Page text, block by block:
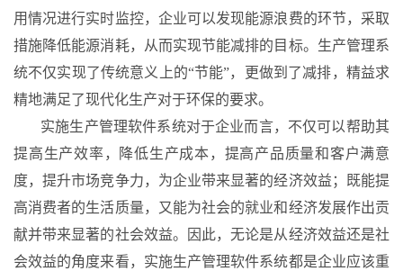
用情况进行实时监控，企业可以发现能源浪费的环节，采取
措施降低能源消耗，从而实现节能减排的目标。生产管理系
统不仅实现了传统意义上的“节能”，更做到了减排，精益求
精地满足了现代化生产对于环保的要求。
实施生产管理软件系统对于企业而言，不仅可以帮助其
提高生产效率，降低生产成本，提高产品质量和客户满意
度，提升市场竞争力，为企业带来显著的经济效益；既能提
高消费者的生活质量，又能为社会的就业和经济发展作出贡
献并带来显著的社会效益。因此，无论是从经济效益还是社
会效益的角度来看，实施生产管理软件系统都是企业应该重